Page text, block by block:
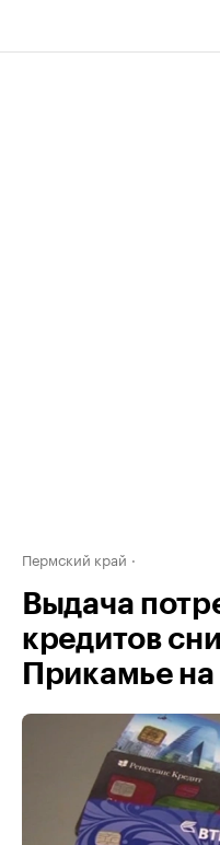
Пермский край
Выдача
кредитов
Прикамье на